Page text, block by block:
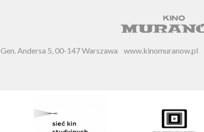
Gen. Andersa 5, 00-147 Warszawa www.kinomuranow.pl